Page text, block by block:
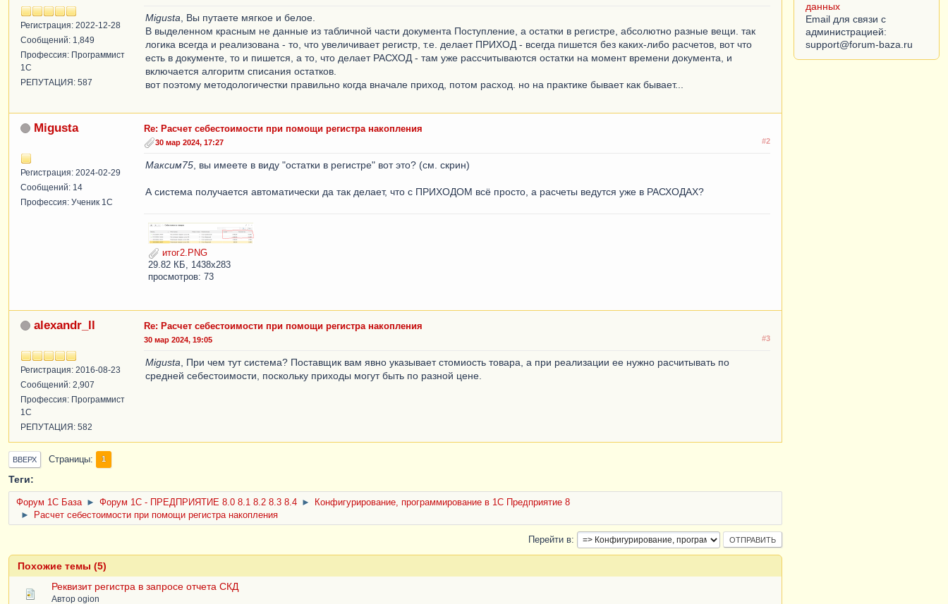
Регистрация: 2022-12-28
Сообщений: 1,849
Профессия: Программист
1С
РЕПУТАЦИЯ: 587
Migusta , Вы путаете мягкое и белое.
В выделенном красным не данные из табличной части документа Поступление, а остатки в регистре, абсолютно разные вещи. так
логика всегда и реализована - то, что увеличивает регистр, т.е. делает ПРИХОД - всегда пишется без каких-либо расчетов, вот что
есть в документе, то и пишется, а то, что делает РАСХОД - там уже рассчитываются остатки на момент времени документа, и
включается алгоритм списания остатков.
вот поэтому методологичестки правильно когда вначале приход, потом расход. но на практике бывает как бывает...
Migusta
Регистрация: 2024-02-29
Сообщений: 14
Профессия: Ученик 1С
Re: Расчет себестоимости при помощи регистра накопления
#2
30 мар 2024, 17:27
Максим75 , вы имеете в виду "остатки в регистре" вот это? (см. скрин)
А система получается автоматически да так делает, что с ПРИХОДОМ всё просто, а расчеты ведутся уже в РАСХОДАХ?
итог2.PNG
29.82 КБ, 1438x283
просмотров: 73
alexandr_ll
Регистрация: 2016-08-23
Сообщений: 2,907
Профессия: Программист
1С
РЕПУТАЦИЯ: 582
Re: Расчет себестоимости при помощи регистра накопления
#3
30 мар 2024, 19:05
Migusta , При чем тут система? Поставщик вам явно указывает стомиость товара, а при реализации ее нужно расчитывать по
средней себестоимости, поскольку приходы могут быть по разной цене.
ВВЕРХ Страницы 1
Теги:
Форум 1C База ► Форум 1С - ПРЕДПРИЯТИЕ 8.0 8.1 8.2 8.3 8.4 ►
Конфигурирование, программирование в 1С Предприятие 8
►
Расчет себестоимости при помощи регистра накопления
Перейти в
Похожие темы (5)
Реквизит регистра в запросе отчета СКД
Автор ogion
данных
Email для связи с
администрацией: